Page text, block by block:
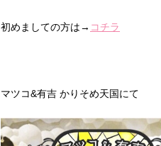
初めましての方は→ コチラ
マツコ&有吉 かりそめ天国にて